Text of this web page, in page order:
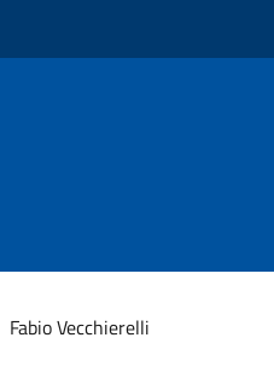
Fabio Vecchierelli